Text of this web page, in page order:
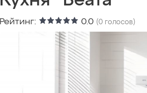
Рейтинг: 0.0 (0 голосов)